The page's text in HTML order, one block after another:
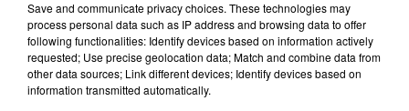
100%
100% Radio l'agenda du Comminges
Save and communicate privacy choices. These technologies may
process personal data such as IP address and browsing data to offer
following functionalities: Identify devices based on information actively
requested; Use precise geolocation data; Match and combine data from
other data sources; Link different devices; Identify devices based on
information transmitted automatically.